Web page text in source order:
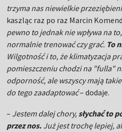
trzyma nas niewielkie
kaszląc raz po raz Marcin
pewno to jednak nie wpływa na
normalnie trenować czy grać. To
Wilgotność i to, że klimatyzacja
pomieszczeniu chodzi na "fulla"
odporność, ale wszyscy mają
do tego zaadaptować– dodaje.
– Jestem dalej chory, słychać to
przez nos. Już jest trochę lepiej,